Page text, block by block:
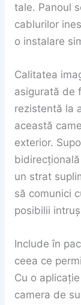
tale. Panoul
cablurilor
o instalare
Calitatea
asigurată de
rezistentă la
această
exterior.
un strat
să comunici
posibilii
Include în
ceea ce
Cu o
camera de